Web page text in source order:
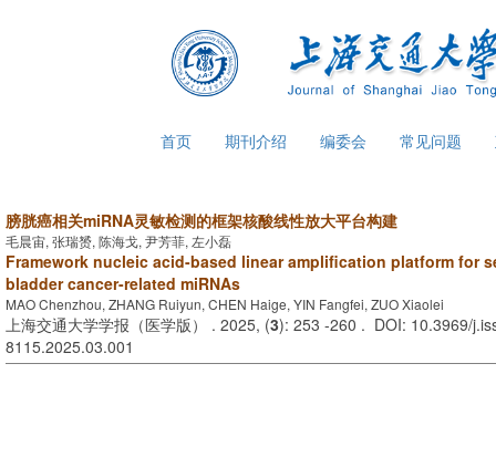
首页 期刊介绍 编委会 常见问题
膀胱癌相关miRNA灵敏检测的框架核酸线性放大平台构建
毛晨宙, 张瑞赟, 陈海戈, 尹芳菲, 左小磊
Framework nucleic acid-based linear amplification platform for
bladder cancer-related miRNAs
MAO Chenzhou, ZHANG Ruiyun, CHEN Haige, YIN Fangfei, ZUO Xiaolei
上海交通大学学报（医学版） . 2025, (3): 253 -260 . DOI: 10.3969/
8115.2025.03.001